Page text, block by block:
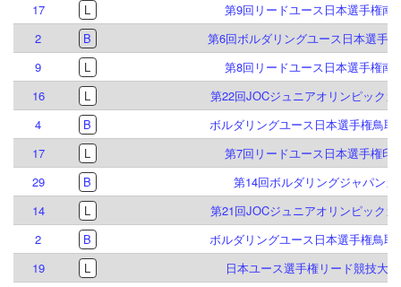
17
L
第9回リードユース日本選手権南
2
B
第6回ボルダリングユース日本選手
9
L
第8回リードユース日本選手権南
16
L
第22回JOCジュニアオリンピックカ
4
B
ボルダリングユース日本選手権鳥取
17
L
第7回リードユース日本選手権印
29
B
第14回ボルダリングジャパンカ
14
L
第21回JOCジュニアオリンピックカ
2
B
ボルダリングユース日本選手権鳥取
19
L
日本ユース選手権リード競技大